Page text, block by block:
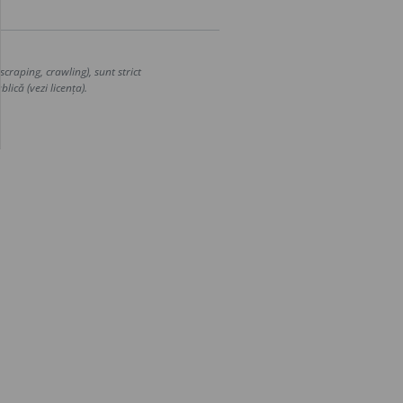
crawling), sunt strict
(vezi licența).